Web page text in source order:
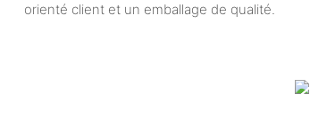
orienté client et un emballage de qualité.